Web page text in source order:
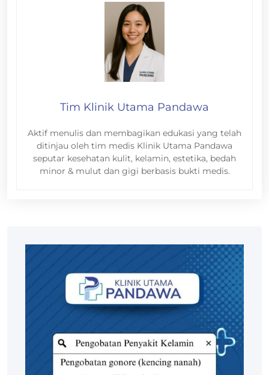
Tim Klinik Utama Pandawa
Aktif menulis dan membagikan edukasi yang telah
ditinjau oleh tim medis Klinik Utama Pandawa
seputar kesehatan kulit, kelamin, estetika, bedah
minor & mulut dan gigi berbasis bukti medis.